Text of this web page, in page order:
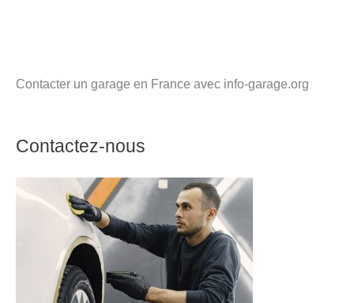
Contacter un garage en France avec info-garage.org
Contactez-nous